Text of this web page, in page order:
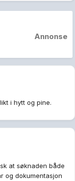
Annonse
i hytt og pine.
at søknaden både
og dokumentasjon